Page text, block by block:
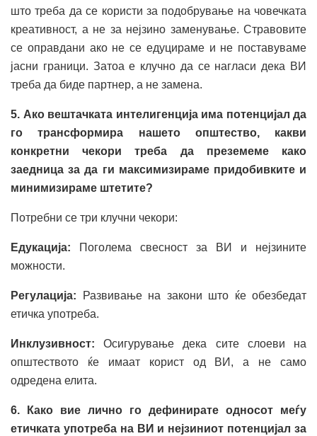
што треба да се користи за подобрување на човечката
креативност, а не за нејзино заменување. Стравовите
се оправдани ако не се едуцираме и не поставуваме
јасни граници. Затоа е клучно да се нагласи дека ВИ
треба да биде партнер, а не замена.
5. Ако вештачката интелигенција има потенцијал да
го трансформира нашето општество, какви
конкретни чекори треба да преземеме како
заедница за да ги максимизираме придобивките и
минимизираме штетите?
Потребни се три клучни чекори:
Едукација: Поголема свесност за ВИ и нејзините
можности.
Регулација: Развивање на закони што ќе обезбедат
етичка употреба.
Инклузивност: Осигурување дека сите слоеви на
општеството ќе имаат корист од ВИ, а не само
одредена елита.
6. Како вие лично го дефинирате односот меѓу
етичката употреба на ВИ и нејзиниот потенцијал за